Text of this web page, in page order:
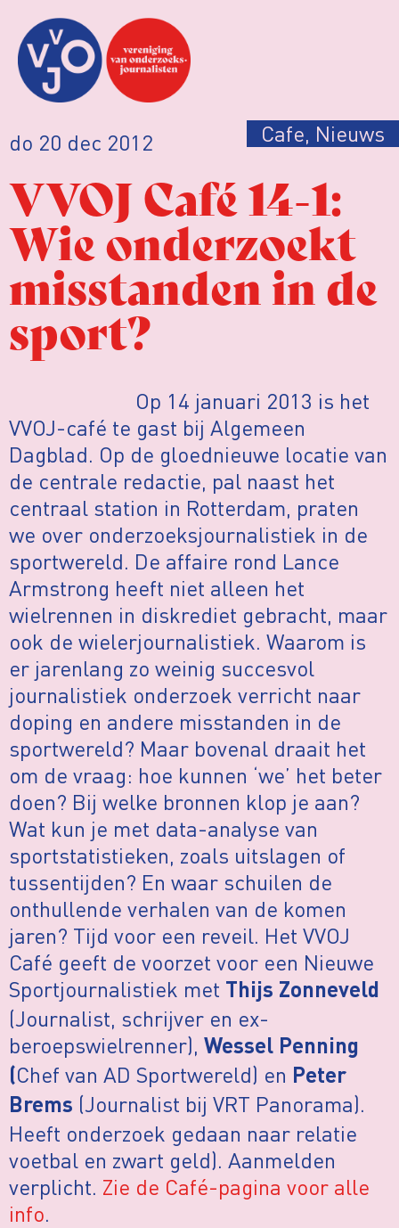
do 20 dec 2012 Cafe, Nieuws
VVOJ Café 14-1:
Wie onderzoekt
misstanden in de
sport?
Op 14 januari 2013 is het
VVOJ-café te gast bij Algemeen
Dagblad. Op de gloednieuwe locatie van
de centrale redactie, pal naast het
centraal station in Rotterdam, praten
we over onderzoeksjournalistiek in de
sportwereld. De affaire rond Lance
Armstrong heeft niet alleen het
wielrennen in diskrediet gebracht, maar
ook de wielerjournalistiek. Waarom is
er jarenlang zo weinig succesvol
journalistiek onderzoek verricht naar
doping en andere misstanden in de
sportwereld? Maar bovenal draait het
om de vraag: hoe kunnen ‘we’ het beter
doen? Bij welke bronnen klop je aan?
Wat kun je met data-analyse van
sportstatistieken, zoals uitslagen of
tussentijden? En waar schuilen de
onthullende verhalen van de komen
jaren? Tijd voor een reveil. Het VVOJ
Café geeft de voorzet voor een Nieuwe
Sportjournalistiek met
Thijs Zonneveld
(Journalist, schrijver en ex-
beroepswielrenner), Wessel Penning
(Chef van AD Sportwereld) en Peter
Brems (Journalist bij VRT Panorama).
Heeft onderzoek gedaan naar relatie
voetbal en zwart geld). Aanmelden
verplicht. Zie de Café-pagina voor alle
info.